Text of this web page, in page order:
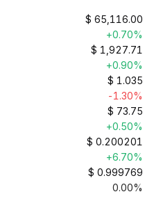
$ 65,116.00
+0.70%
$ 1,927.71
+0.90%
$ 1.035
-1.30%
$ 73.75
+0.50%
$ 0.200201
+6.70%
$ 0.999769
0.00%